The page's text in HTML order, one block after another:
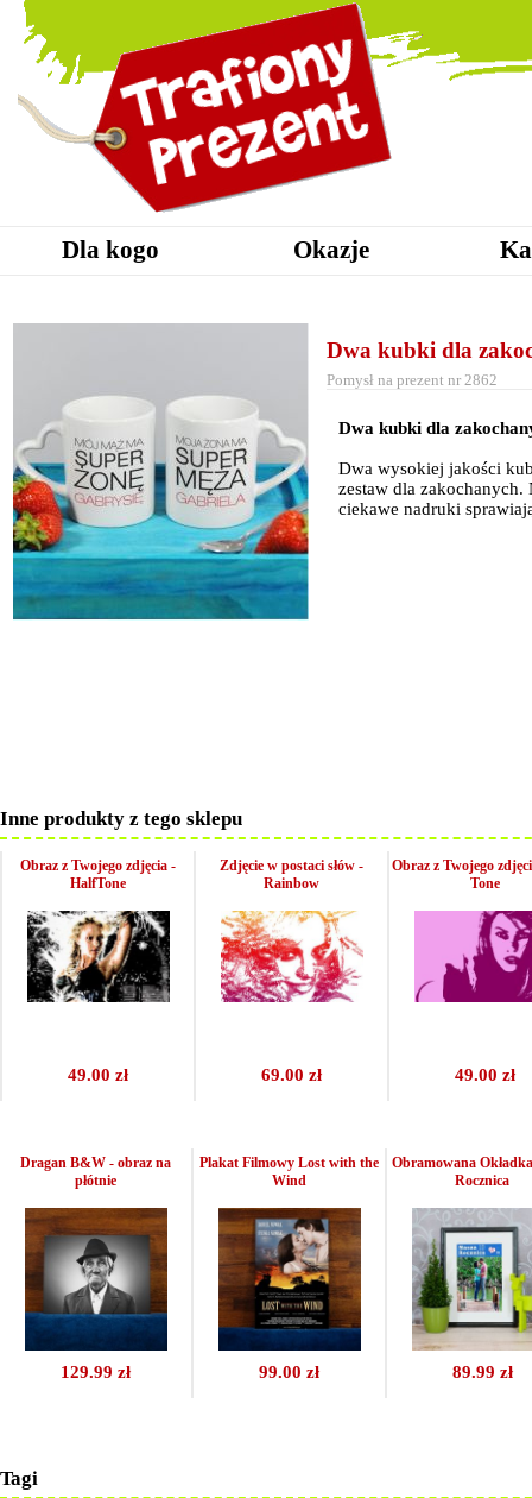
Dla kogo Okazje
Dwa kubki dla
Pomysł na prezent nr 2862
Dwa kubki dla
Dwa wysokiej jakości
zestaw dla zakochanych.
ciekawe nadruki
Inne produkty z tego sklepu
49.00 zł
Obraz z Twojego zdjęcia -
HalfTone
69.00 zł
Zdjęcie w postaci słów -
Rainbow
49.00 zł
Obraz z Twojego
Tone
129.99 zł
Dragan B&W - obraz na
płótnie
99.00 zł
Plakat Filmowy Lost with the
Wind
89.99 zł
Obramowana
Rocznica
Tagi